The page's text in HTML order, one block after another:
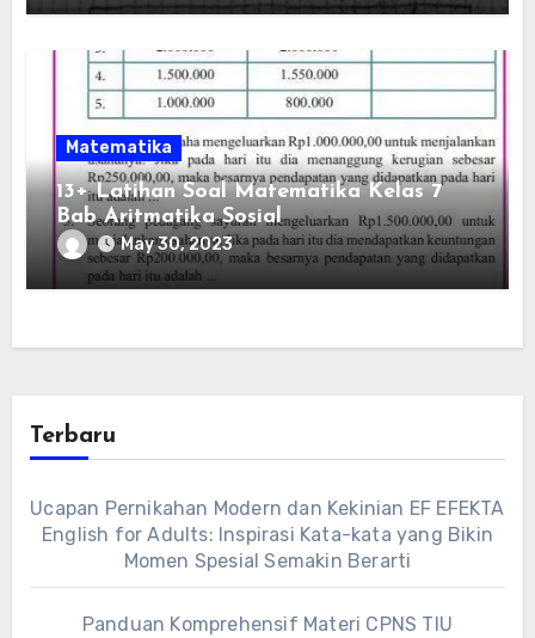
Matematika
13+ Latihan Soal Matematika Kelas 7
Bab Aritmatika Sosial
May 30, 2023
Terbaru
Ucapan Pernikahan Modern dan Kekinian EF EFEKTA
English for Adults: Inspirasi Kata-kata yang Bikin
Momen Spesial Semakin Berarti
Panduan Komprehensif Materi CPNS TIU